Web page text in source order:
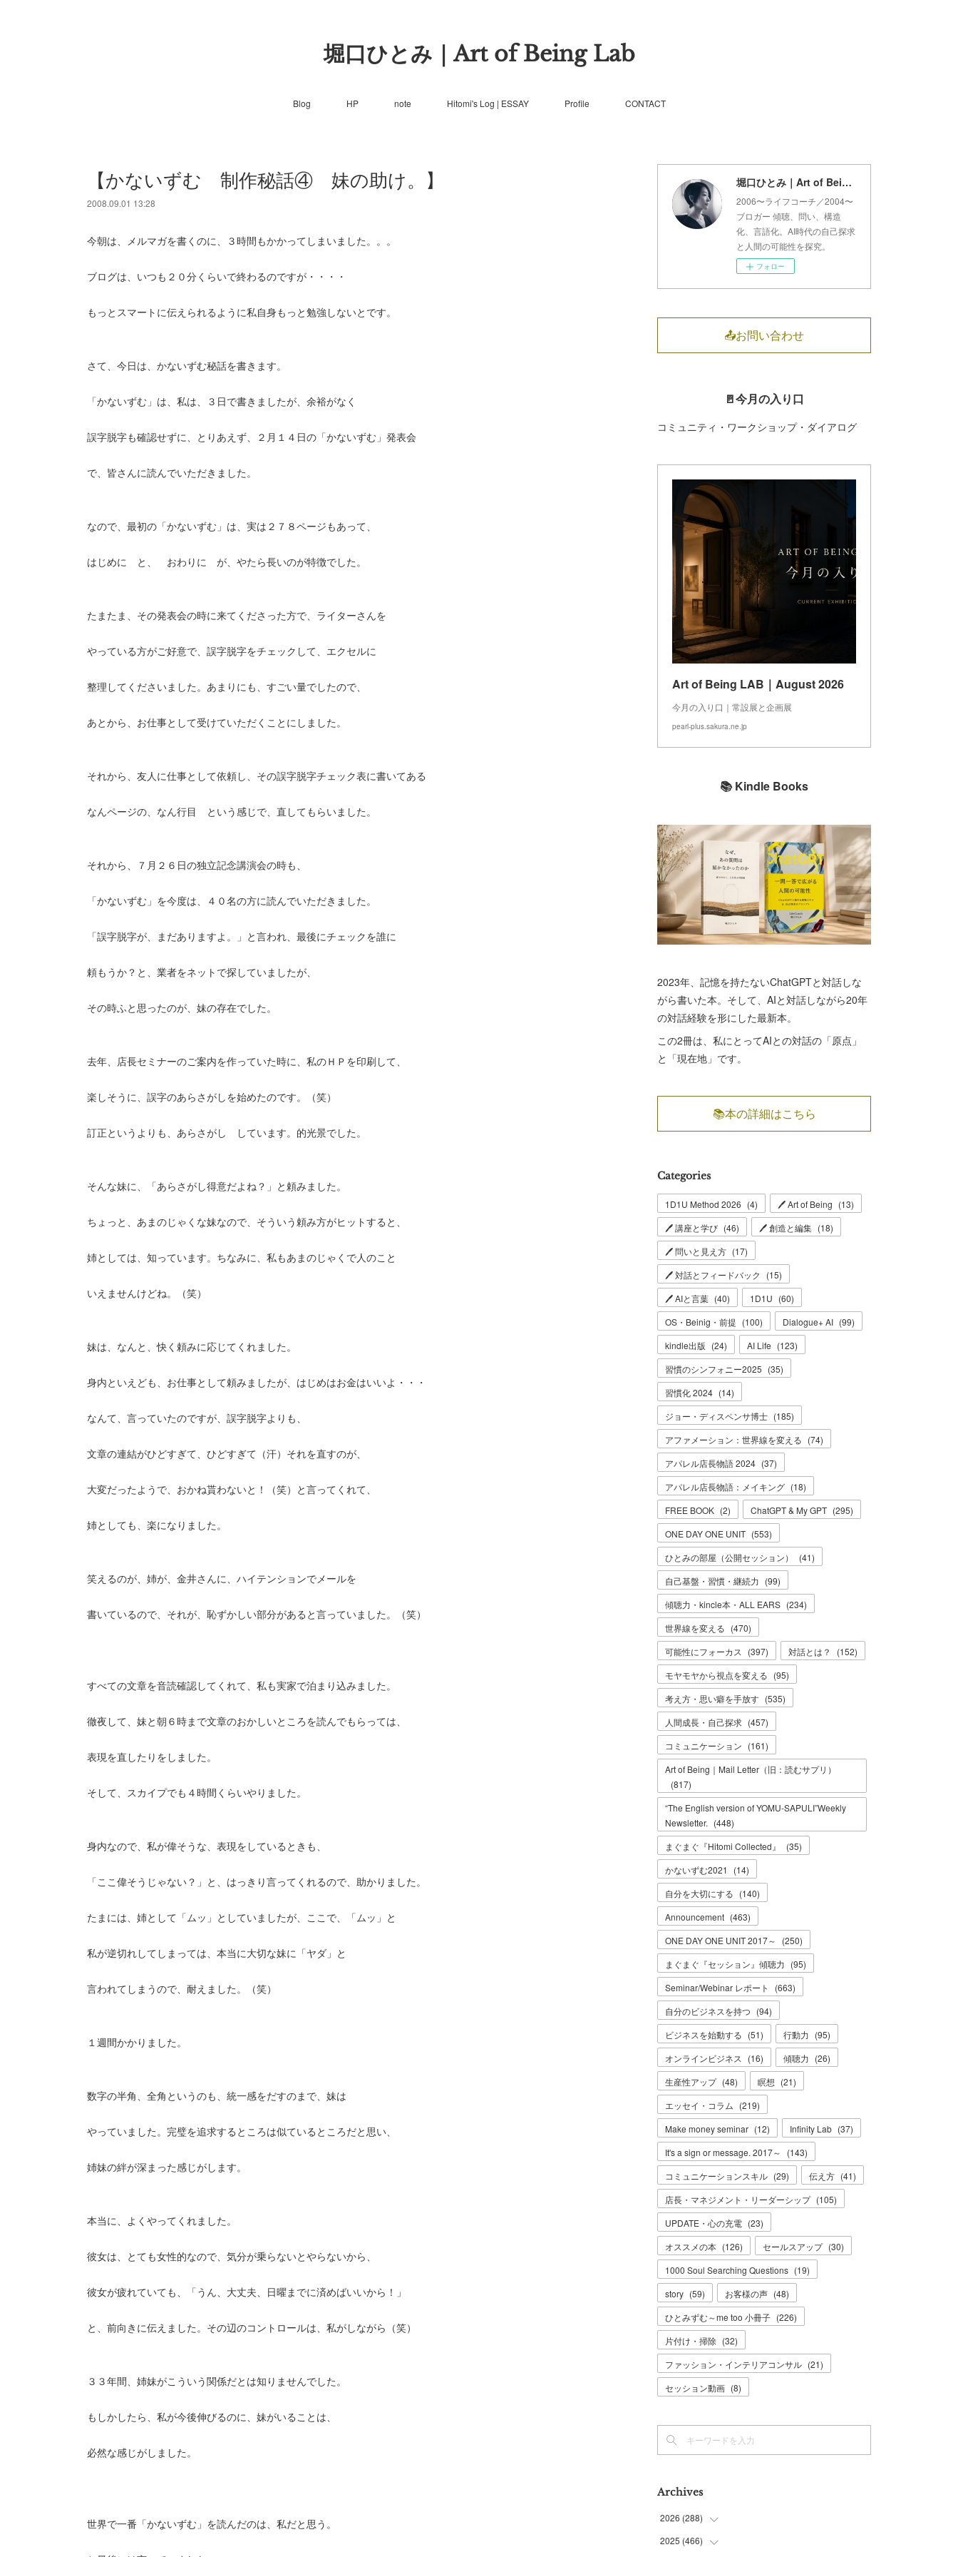
堀口ひとみ｜Art of Being Lab
Blog HP note Hitomi's Log | ESSAY Profile CONTACT
【かないずむ 制作秘話④ 妹の助け。】
2008.09.01 13:28
今朝は、メルマガを書くのに、３時間もかかってしまいました。。。
ブログは、いつも２０分くらいで終わるのですが・・・・
もっとスマートに伝えられるように私自身もっと勉強しないとです。
さて、今日は、かないずむ秘話を書きます。
「かないずむ」は、私は、３日で書きましたが、余裕がなく
誤字脱字も確認せずに、とりあえず、２月１４日の「かないずむ」発表会
で、皆さんに読んでいただきました。
なので、最初の「かないずむ」は、実は２７８ページもあって、
はじめに と、 おわりに が、やたら長いのが特徴でした。
たまたま、その発表会の時に来てくださった方で、ライターさんを
やっている方がご好意で、誤字脱字をチェックして、エクセルに
整理してくださいました。あまりにも、すごい量でしたので、
あとから、お仕事として受けていただくことにしました。
それから、友人に仕事として依頼し、その誤字脱字チェック表に書いてある
なんページの、なん行目 という感じで、直してもらいました。
それから、７月２６日の独立記念講演会の時も、
「かないずむ」を今度は、４０名の方に読んでいただきました。
「誤字脱字が、まだありますよ。」と言われ、最後にチェックを誰に
頼もうか？と、業者をネットで探していましたが、
その時ふと思ったのが、妹の存在でした。
去年、店長セミナーのご案内を作っていた時に、私のＨＰを印刷して、
楽しそうに、誤字のあらさがしを始めたのです。（笑）
訂正というよりも、あらさがし しています。的光景でした。
そんな妹に、「あらさがし得意だよね？」と頼みました。
ちょっと、あまのじゃくな妹なので、そういう頼み方がヒットすると、
姉としては、知っています。ちなみに、私もあまのじゃくで人のこと
いえませんけどね。（笑）
妹は、なんと、快く頼みに応じてくれました。
身内といえども、お仕事として頼みましたが、はじめはお金はいいよ・・・
なんて、言っていたのですが、誤字脱字よりも、
文章の連結がひどすぎて、ひどすぎて（汗）それを直すのが、
大変だったようで、おかね貰わないと！（笑）と言ってくれて、
姉としても、楽になりました。
笑えるのが、姉が、金井さんに、ハイテンションでメールを
書いているので、それが、恥ずかしい部分があると言っていました。（笑）
すべての文章を音読確認してくれて、私も実家で泊まり込みました。
徹夜して、妹と朝６時まで文章のおかしいところを読んでもらっては、
表現を直したりをしました。
そして、スカイプでも４時間くらいやりました。
身内なので、私が偉そうな、表現をしているときも、
「ここ偉そうじゃない？」と、はっきり言ってくれるので、助かりました。
たまには、姉として「ムッ」としていましたが、ここで、「ムッ」と
私が逆切れしてしまっては、本当に大切な妹に「ヤダ」と
言われてしまうので、耐えました。（笑）
１週間かかりました。
数字の半角、全角というのも、統一感をだすのまで、妹は
やっていました。完璧を追求するところは似ているところだと思い、
姉妹の絆が深まった感じがします。
本当に、よくやってくれました。
彼女は、とても女性的なので、気分が乗らないとやらないから、
彼女が疲れていても、「うん、大丈夫、日曜までに済めばいいから！」
と、前向きに伝えました。その辺のコントロールは、私がしながら（笑）
３３年間、姉妹がこういう関係だとは知りませんでした。
もしかしたら、私が今後伸びるのに、妹がいることは、
必然な感じがしました。
世界で一番「かないずむ」を読んだのは、私だと思う。
堀口ひとみ｜Art of Being Lab
2006〜ライフコーチ／2004〜
ブロガー 傾聴、問い、構造
化、言語化。AI時代の自己探求
と人間の可能性を探究。
フォロー
📤お問い合わせ
🚪今月の入り口
コミュニティ・ワークショップ・ダイアログ
Art of Being LAB｜August 2026
今月の入り口｜常設展と企画展
pearl-plus.sakura.ne.jp
📚 Kindle Books
2023年、記憶を持たないChatGPTと対話しな
がら書いた本。そして、AIと対話しながら20年
の対話経験を形にした最新本。
この2冊は、私にとってAIとの対話の「原点」
と「現在地」です。
📚本の詳細はこちら
Categories
1D1U Method 2026 (4) 🖊 Art of Being (13)
🖊 講座と学び (46) 🖊 創造と編集 (18)
🖊 問いと見え方 (17)
🖊 対話とフィードバック
(15)
🖊 AIと言葉 (40) 1D1U (60)
OS・Beinig・前提 (100) Dialogue+ AI (99)
kindle出版 (24) AI Life (123)
習慣のシンフォニー2025 (35)
習慣化 2024 (14)
ジョー・ディスペンサ博士 (185)
アファメーション：世界線を変える (74)
アパレル店長物語 2024 (37)
アパレル店長物語：メイキング (18)
FREE BOOK (2) ChatGPT & My GPT (295)
ONE DAY ONE UNIT (553)
ひとみの部屋（公開セッション）
(41)
自己基盤・習慣・継続力 (99)
傾聴力・kincle本・ALL EARS (234)
世界線を変える (470)
可能性にフォーカス
(397) 対話とは？ (152)
モヤモヤから視点を変える (95)
考え方・思い癖を手放す (535)
人間成長・自己探求 (457)
コミュニケーション (161)
Art of Being｜Mail Letter（旧：読むサプリ）
(817)
“The English version of YOMU-SAPULI”Weekly
Newsletter. (448)
まぐまぐ『Hitomi Collected』
(35)
かないずむ2021
(14)
自分を大切にする (140)
Announcement (463)
ONE DAY ONE UNIT 2017～
(250)
まぐまぐ『セッション』傾聴力 (95)
Seminar/Webinar レポート
(663)
自分のビジネスを持つ (94)
ビジネスを始動する (51) 行動力 (95)
オンラインビジネス
(16) 傾聴力 (26)
生産性アップ (48) 瞑想 (21)
エッセイ・コラム (219)
Make money seminar (12) Infinity Lab (37)
It's a sign or message. 2017～
(143)
コミュニケーションスキル (29) 伝え方 (41)
店長・マネジメント・リーダーシップ (105)
UPDATE・心の充電 (23)
オススメの本 (126) セールスアップ (30)
1000 Soul Searching Questions (19)
story (59) お客様の声 (48)
ひとみずむ～me too 小冊子 (226)
片付け・掃除 (32)
ファッション・インテリアコンサル (21)
セッション動画 (8)
Archives
2026 (288)
(9)
2025 (466)